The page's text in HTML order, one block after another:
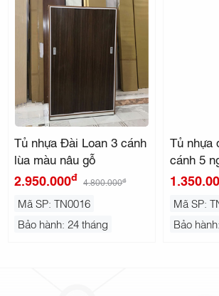
Tủ nhựa Đài Loan 3 cánh
lùa màu nâu gỗ
2.950.000đ 4.800.000đ
Mã SP: TN0016
Bảo hành: 24 tháng
Tủ nhựa
cánh 5
Mã SP:
Bảo